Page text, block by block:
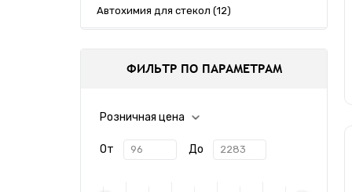
Автохимия для стекол (12)
Ароматизаторы (1)
Ароматизаторы (1)
ФИЛЬТР ПО ПАРАМЕТРАМ
Розничная цена
От До